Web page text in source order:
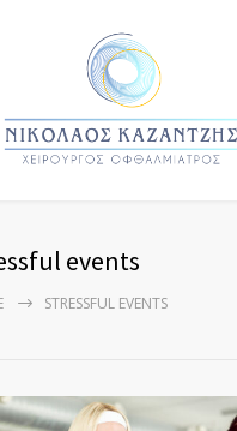
events
STRESSFUL EVENTS